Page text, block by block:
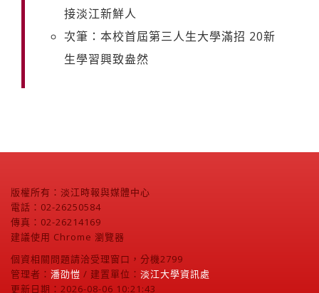
接淡江新鮮人
次筆：本校首屆第三人生大學滿招 20新
生學習興致盎然
版權所有：淡江時報與媒體中心
電話：02-26250584
傳真：02-26214169
建議使用 Chrome 瀏覽器
個資相關問題請洽受理窗口，分機2799
管理者： 潘劭愷 / 建置單位： 淡江大學資訊處
更新日期：2026-08-06 10:21:43